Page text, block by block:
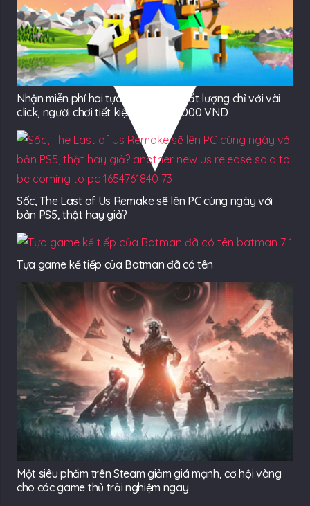
Nhận miễn phí hai tựa game quá chất lượng chỉ với vài
click, người chơi tiết kiệm gần 300.000 VND
Sốc, The Last of Us Remake sẽ lên PC cùng ngày với
bản PS5, thật hay giả?
Tựa game kế tiếp của Batman đã có tên
Một siêu phẩm trên Steam giảm giá mạnh, cơ hội vàng
cho các game thủ trải nghiệm ngay